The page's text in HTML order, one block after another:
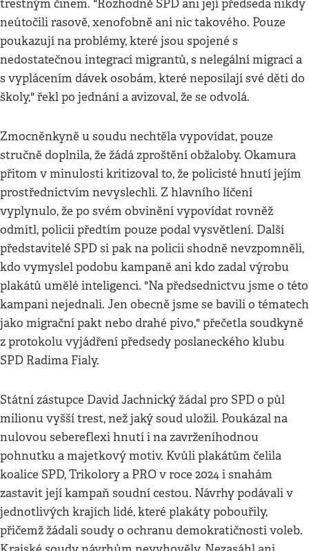
trestným činem. "Rozhodně SPD ani její předseda nikdy
neútočili rasově, xenofobně ani nic takového. Pouze
poukazují na problémy, které jsou spojené s
nedostatečnou integrací migrantů, s nelegální migrací a
s vyplácením dávek osobám, které neposílají své děti do
školy," řekl po jednání a avizoval, že se odvolá.
Zmocněnkyně u soudu nechtěla vypovídat, pouze
stručně doplnila, že žádá zproštění obžaloby. Okamura
přitom v minulosti kritizoval to, že policisté hnutí jejím
prostřednictvím nevyslechli. Z hlavního líčení
vyplynulo, že po svém obvinění vypovídat rovněž
odmítl, policii předtím pouze podal vysvětlení. Další
představitelé SPD si pak na policii shodně nevzpomněli,
kdo vymyslel podobu kampaně ani kdo zadal výrobu
plakátů umělé inteligenci. "Na předsednictvu jsme o této
kampani nejednali. Jen obecně jsme se bavili o tématech
jako migrační pakt nebo drahé pivo," přečetla soudkyně
z protokolu vyjádření předsedy poslaneckého klubu
SPD Radima Fialy.
Státní zástupce David Jachnický žádal pro SPD o půl
milionu vyšší trest, než jaký soud uložil. Poukázal na
nulovou sebereflexi hnutí i na zavrženíhodnou
pohnutku a majetkový motiv. Kvůli plakátům čelila
koalice SPD, Trikolory a PRO v roce 2024 i snahám
zastavit její kampaň soudní cestou. Návrhy podávali v
jednotlivých krajích lidé, které plakáty pobouřily,
přičemž žádali soudy o ochranu demokratičnosti voleb.